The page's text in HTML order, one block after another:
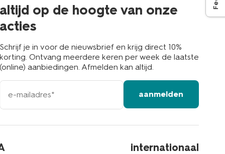
altijd op de hoogte van onze
acties
Schrijf je in voor de nieuwsbrief en krijg direct 10%
korting. Ontvang meerdere keren per week de laatste
(online) aanbiedingen. Afmelden kan altijd.
e-
mailadres
aanmelden
internationaal